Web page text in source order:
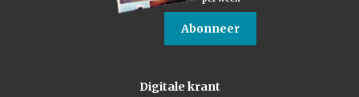
Abonneer
Digitale krant